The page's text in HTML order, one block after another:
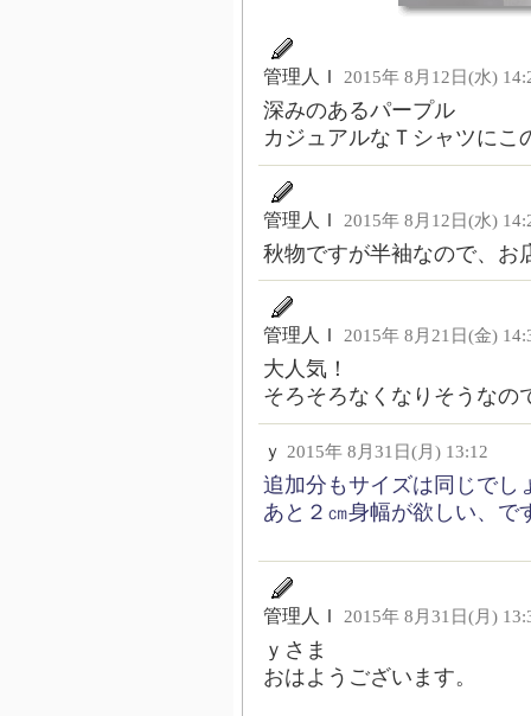
管理人Ｉ 2015年 8月12日(水)
深みのあるパープル
カジュアルなＴシャツにこ
管理人Ｉ 2015年 8月12日(水)
秋物ですが半袖なので、お
管理人Ｉ 2015年 8月21日(金)
大人気！
そろそろなくなりそうなの
ｙ 2015年 8月31日(月) 13:12
追加分もサイズは同じでし
あと２㎝身幅が欲しい、で
管理人Ｉ 2015年 8月31日(月)
ｙさま
おはようございます。